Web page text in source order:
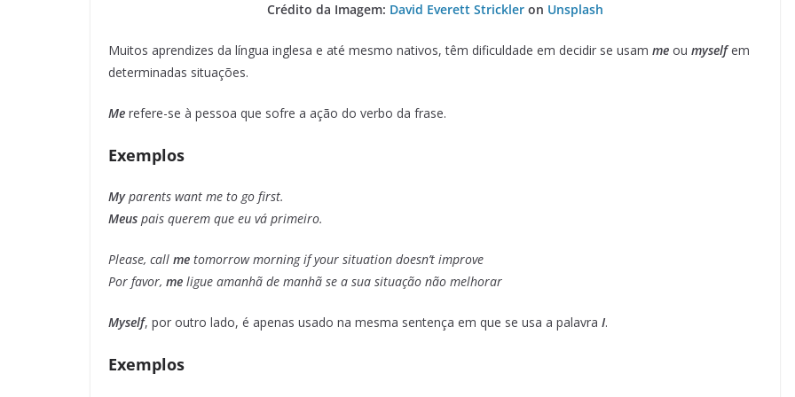
Crédito da Imagem: David Everett Strickler on Unsplash
Muitos aprendizes da língua inglesa e até mesmo nativos, têm dificuldade em decidir se usam me ou myselfem
determinadas situações.
Me refere-se à pessoa que sofre a ação do verbo da frase.
Exemplos
Myparents want me to go first.
Meus pais querem que eu vá primeiro.
Please, call me tomorrow morning if your situation doesn’t improve
Por favor, me ligue amanhã de manhã se a sua situação não melhorar
Myself, por outro lado, é apenas usado na mesma sentença em que se usa a palavra I.
Exemplos